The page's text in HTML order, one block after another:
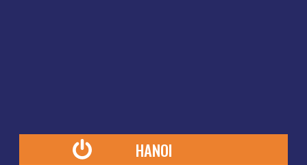
HANOI